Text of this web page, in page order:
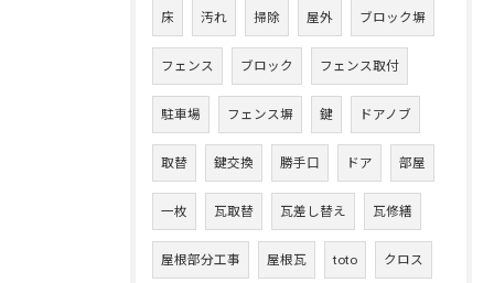
床 汚れ 掃除 屋外 ブロック塀
フェンス ブロック フェンス取付
駐車場 フェンス塀 鍵 ドアノブ
取替 鍵交換 勝手口 ドア 部屋
一枚 瓦取替 瓦差し替え 瓦修繕
屋根部分工事 屋根瓦 toto クロス